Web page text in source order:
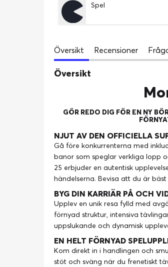
Spel
Översikt Recensioner
Översikt
GÖR REDO DIG FÖR EN NY
NJUT AV DEN OFFICIELLA
Gå före konkurrenterna med
banor som speglar verkliga lopp
25 erbjuder en autentisk
händelserna. Bevisa att du är
BYG DIN KARRIÄR PÅ OCH
Upplev en unik resa fylld med
förnyad struktur, intensiva
uppslukande och dynamisk
EN HELT FÖRNYAD
Kom direkt in i handlingen och
stöt och sväng när du frenetiskt